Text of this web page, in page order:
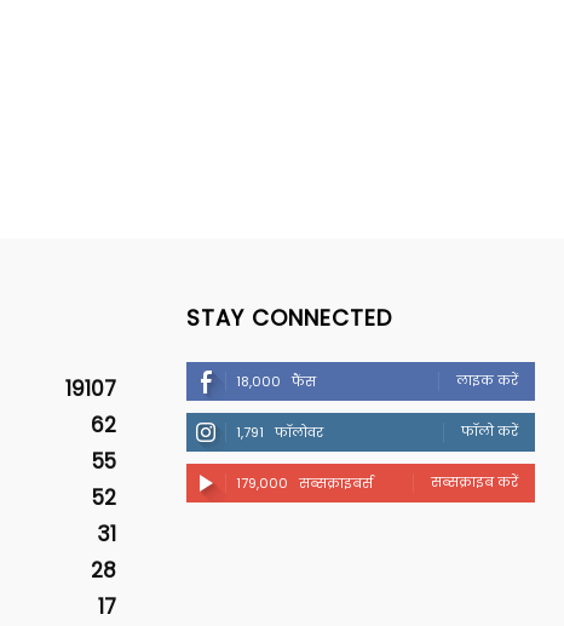
19107
62
55
52
31
28
17
STAY CONNECTED
18,000 फैंस लाइक करें
1,791 फॉलोवर फॉलो करें
179,000 सब्सक्राइबर्स सब्सक्राइब करें